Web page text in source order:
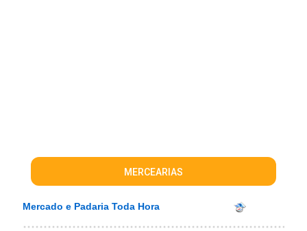
MERCEARIAS
Mercado e Padaria Toda Hora